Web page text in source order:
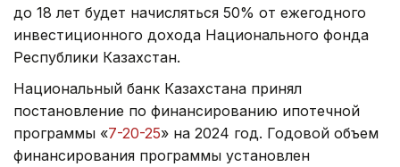
до 18 лет будет начисляться 50% от ежегодного
инвестиционного дохода Национального фонда
Республики Казахстан.
Национальный банк Казахстана принял
постановление по финансированию ипотечной
программы «7-20-25» на 2024 год. Годовой объем
финансирования программы установлен